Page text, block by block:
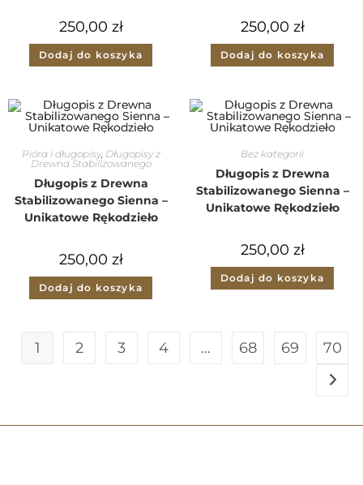
250,00 zł
Dodaj do koszyka
250,00 zł
Dodaj do koszyka
Pióra i długopisy, Długopisy z
Drewna Stabilizowanego
Długopis z Drewna
Stabilizowanego Sienna –
Unikatowe Rękodzieło
250,00 zł
Dodaj do koszyka
Bez kategorii
Długopis z Drewna
Stabilizowanego Sienna –
Unikatowe Rękodzieło
250,00 zł
Dodaj do koszyka
1 2 3 4 … 68 69 70